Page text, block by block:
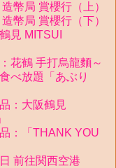
幣局 賞櫻行（上）
幣局 賞櫻行（下）
見 MITSUI
花鶴 手打烏龍麵～
べ放題「あぶり
：大阪鶴見
：「THANK YOU
前往関西空港